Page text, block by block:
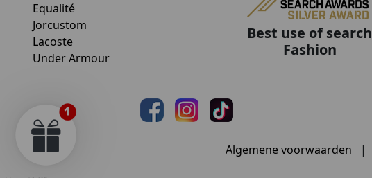
Equalité
Jorcustom
Lacoste
Under Armour
Best use of search
Fashion
Algemene voorwaarden |